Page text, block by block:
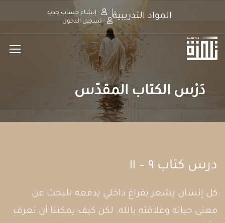
المواد التدريبية
إنشاء حساب جديد
تسجيل الدخول
دَرْس الكتاب المقدَّس
درس كتاب ٩ – ١١
كل إنسان يشعر بفراغ داخلي يدفعه للبحث عن
معنى حياته وعلاقته بالله. لكن كيف يمكننا أن نعرف